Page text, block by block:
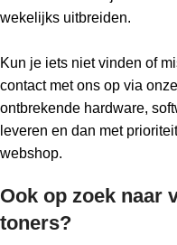
wekelijks uitbreiden.
Kun je iets niet vinden of
contact met ons op via onze
ontbrekende hardware,
leveren en dan met
webshop.
Ook op zoek naar
toners?